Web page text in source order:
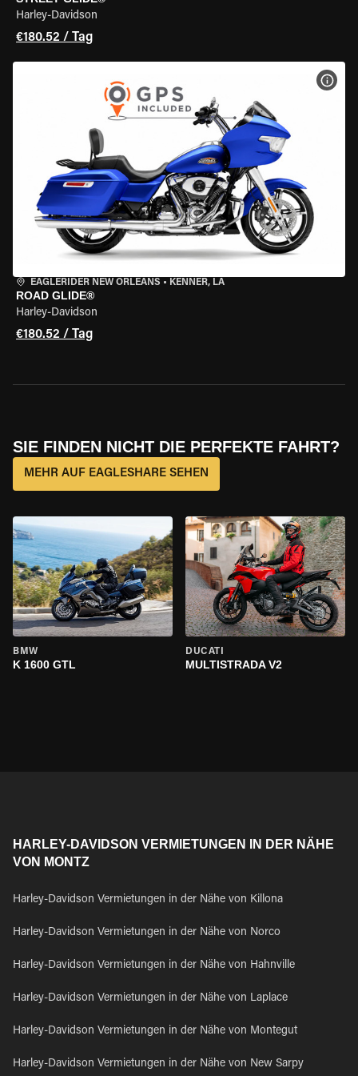
Harley-Davidson
€180.52 / Tag
EAGLERIDER NEW ORLEANS • KENNER, LA
ROAD GLIDE®
Harley-Davidson
€180.52 / Tag
SIE FINDEN NICHT DIE PERFEKTE FAHRT?
MEHR AUF EAGLESHARE SEHEN
BMW
K 1600 GTL
DUCATI
MULTISTRADA V2
HARLEY-DAVIDSON VERMIETUNGEN IN DER NÄHE
VON MONTZ
Harley-Davidson Vermietungen in der Nähe von Killona
Harley-Davidson Vermietungen in der Nähe von Norco
Harley-Davidson Vermietungen in der Nähe von Hahnville
Harley-Davidson Vermietungen in der Nähe von Laplace
Harley-Davidson Vermietungen in der Nähe von Montegut
Harley-Davidson Vermietungen in der Nähe von New Sarpy